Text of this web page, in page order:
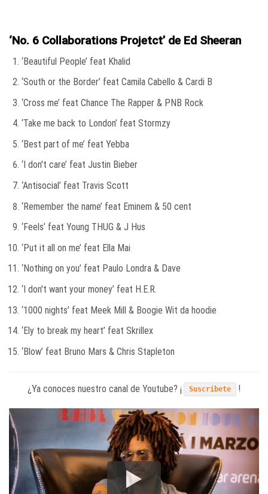
‘No. 6 Collaborations Projetct’ de Ed Sheeran
‘Beautiful People’ feat Khalid
‘South or the Border’ feat Camila Cabello & Cardi B
‘Cross me’ feat Chance The Rapper & PNB Rock
‘Take me back to London’ feat Stormzy
‘Best part of me’ feat Yebba
‘I don't care’ feat Justin Bieber
‘Antisocial’ feat Travis Scott
‘Remember the name’ feat Eminem & 50 cent
‘Feels’ feat Young THUG & J Hus
‘Put it all on me’ feat Ella Mai
‘Nothing on you’ feat Paulo Londra & Dave
‘I don't want your money’ feat H.E.R.
‘1000 nights’ feat Meek Mill & Boogie Wit da hoodie
‘Ely to break my heart’ feat Skrillex
‘Blow’ feat Bruno Mars & Chris Stapleton
¿Ya conoces nuestro canal de Youtube? ¡ Suscríbete !